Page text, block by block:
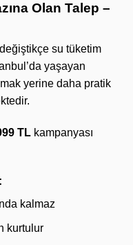
Olan Talep –
su tüketim
yaşayan
yerine daha pratik
TL kampanyası
kalmaz
kurtulur